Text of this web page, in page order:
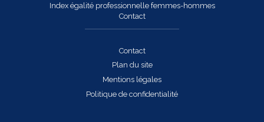
Index égalité professionnelle femmes-hommes
Contact
Contact
Plan du site
Mentions légales
Politique de confidentialité